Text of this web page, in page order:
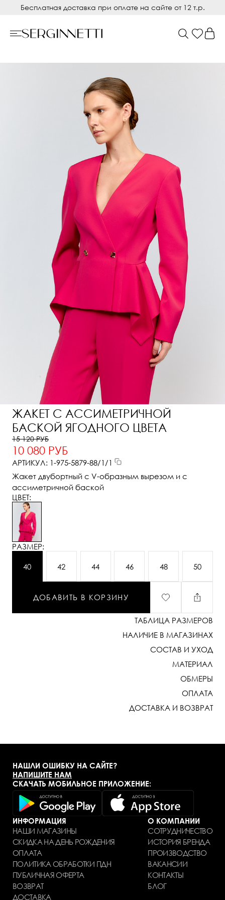
Бесплатная доставка при оплате на сайте от 12 т.р.
ЖАКЕТ С АССИМЕТРИЧНОЙ
БАСКОЙ ЯГОДНОГО ЦВЕТА
15 120 РУБ
10 080 РУБ
АРТИКУЛ: 1-975-5879-88/1/1
Жакет двубортный с V-образным вырезом и с
ассиметричной баской
ЦВЕТ:
РАЗМЕР:
40 42 44 46 48 50
ДОБАВИТЬ В КОРЗИНУ
ТАБЛИЦА РАЗМЕРОВ
НАЛИЧИЕ В МАГАЗИНАХ
СОСТАВ И УХОД
МАТЕРИАЛ
ОБМЕРЫ
ОПЛАТА
ДОСТАВКА И ВОЗВРАТ
НАШЛИ ОШИБКУ НА САЙТЕ?
НАПИШИТЕ НАМ
СКАЧАТЬ МОБИЛЬНОЕ ПРИЛОЖЕНИЕ:
ИНФОРМАЦИЯ
НАШИ МАГАЗИНЫ
СКИДКА НА ДЕНЬ РОЖДЕНИЯ
ОПЛАТА
ПОЛИТИКА ОБРАБОТКИ ПДН
ПУБЛИЧНАЯ ОФЕРТА
ВОЗВРАТ
ДОСТАВКА
О КОМПАНИИ
СОТРУДНИЧЕСТВО
ИСТОРИЯ БРЕНДА
ПРОИЗВОДСТВО
ВАКАНСИИ
КОНТАКТЫ
БЛОГ